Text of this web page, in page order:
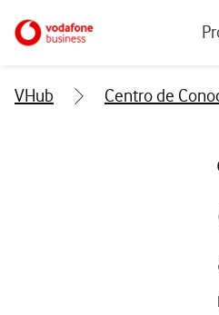
Ir a la pagina principal de
VHub